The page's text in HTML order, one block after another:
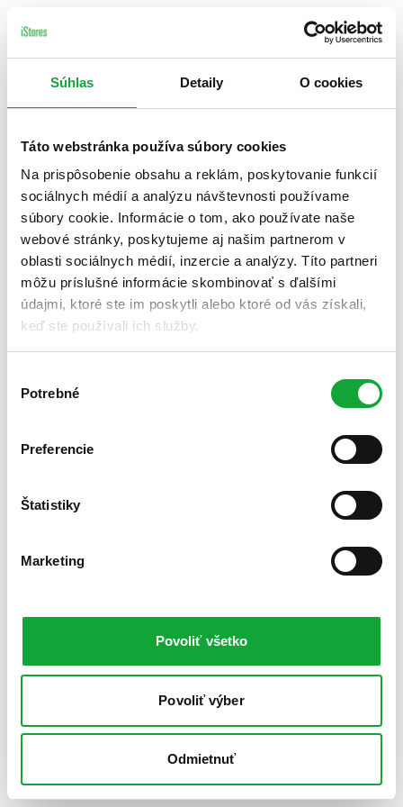
Súhlas Detaily O cookies
Táto webstránka používa súbory cookies
Na prispôsobenie obsahu a reklám, poskytovanie funkcií
sociálnych médií a analýzu návštevnosti používame
súbory cookie. Informácie o tom, ako používate naše
webové stránky, poskytujeme aj našim partnerom v
oblasti sociálnych médií, inzercie a analýzy. Títo partneri
môžu príslušné informácie skombinovať s ďalšími
údajmi, ktoré ste im poskytli alebo ktoré od vás získali,
keď ste používali ich služby.
súhlasu
Potrebné
Preferencie
Štatistiky
Marketing
Povoliť všetko
Povoliť výber
Odmietnuť